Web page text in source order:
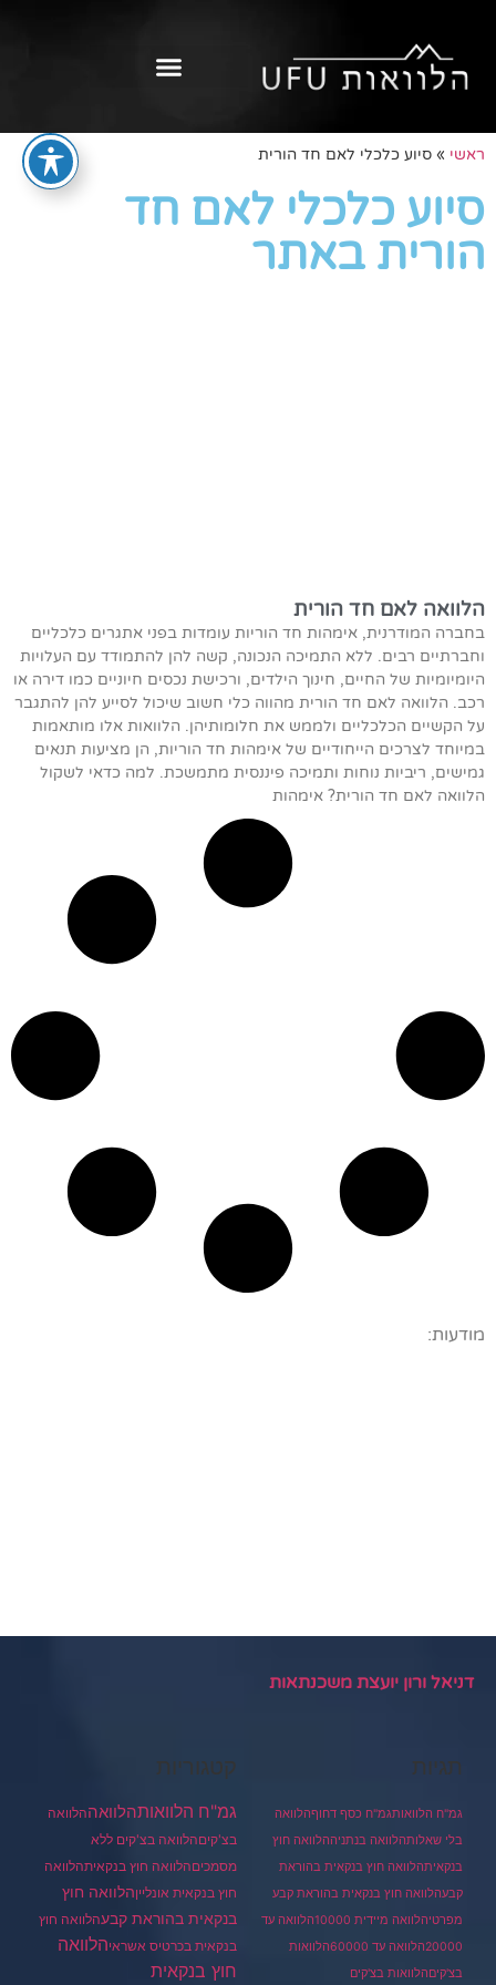
ראשי » סיוע כלכלי לאם חד הורית
סיוע כלכלי לאם חד
הורית באתר
הלוואה לאם חד הורית
בחברה המודרנית, אימהות חד הוריות עומדות בפני אתגרים כלכליים
וחברתיים רבים. ללא התמיכה הנכונה, קשה להן להתמודד עם העלויות
היומיומיות של החיים, חינוך הילדים, ורכישת נכסים חיוניים כמו דירה או
רכב. הלוואה לאם חד הורית מהווה כלי חשוב שיכול לסייע להן להתגבר
על הקשיים הכלכליים ולממש את חלומותיהן. הלוואות אלו מותאמות
במיוחד לצרכים הייחודיים של אימהות חד הוריות, הן מציעות תנאים
גמישים, ריביות נוחות ותמיכה פיננסית מתמשכת. למה כדאי לשקול
הלוואה לאם חד הורית? אימהות
מודעות:
דניאל ורון יועצת משכנתאות
תגיות
גמ"ח הלוואותגמ"ח כסף דחוףהלוואה
בלי שאלותהלוואה בנתניההלוואה חוץ
בנקאיתהלוואה חוץ בנקאית בהוראת
קבעהלוואה חוץ בנקאית בהוראת קבע
מפרטיהלוואה מיידית 10000
הלוואה עד
20000הלוואה עד 60000
הלוואות
בצ'קיםהלוואות בצ'קים
קטגוריות
גמ"ח הלוואותהלוואההלוואה
בצ'קיםהלוואה בצ'קים ללא
מסמכיםהלוואה חוץ בנקאיתהלוואה
חוץ בנקאית אונלייןהלוואה חוץ
בנקאית בהוראת קבעהלוואה חוץ
בנקאית בכרטיס אשראיהלוואה
חוץ בנקאית